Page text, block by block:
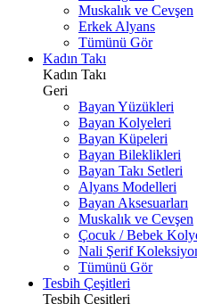
Muskalık ve Cevşen
Erkek Alyans
Tümünü Gör
Kadın Takı
Kadın Takı
Geri
Bayan Yüzükleri
Bayan Kolyeleri
Bayan Küpeleri
Bayan Bileklikleri
Bayan Takı Setleri
Alyans Modelleri
Bayan Aksesuarları
Muskalık ve Cevşen
Çocuk / Bebek
Nali Şerif
Tümünü Gör
Tesbih Çeşitleri
Tesbih Çeşitleri